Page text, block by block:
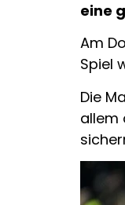
eine
Am
Spiel
Die
allem